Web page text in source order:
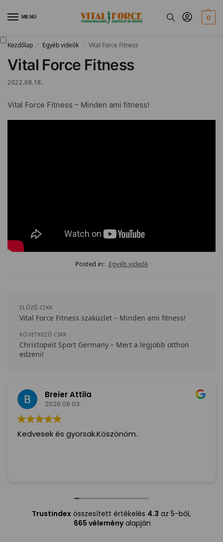
MENÜ 0
Kezdőlap / Egyéb videók / Vital Force Fitness
Vital Force Fitness
2022.08.18.
Vital Force Fitness – Minden ami fitness!
Posted in: Egyéb videók
ELŐZŐ CIKK
Vital Force Fitness szaküzlet – Minden ami fitness!
KÖVETKEZŐ CIKK
Christopeit Sport Germany – Mert a legjobb otthon
edzeni!
Éva Hordósné
2026.08.02.
Nagyon Szuper! Amit rendeltem,2 nap és már itt is
Trustindexösszesített értékelés 4.3 az 5-ből,
665 véleményalapján